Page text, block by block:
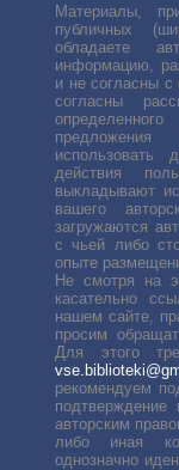
Материалы,
публичных
обладаете
информацию,
и не согласны
согласны
предложения
действия
выкладывают
вашего
загружаются
с чьей либо
опыте
Не смотря на
касательно
нашем сайте,
просим
Для этого
рекомендуем
авторским
либо иная
однозначно